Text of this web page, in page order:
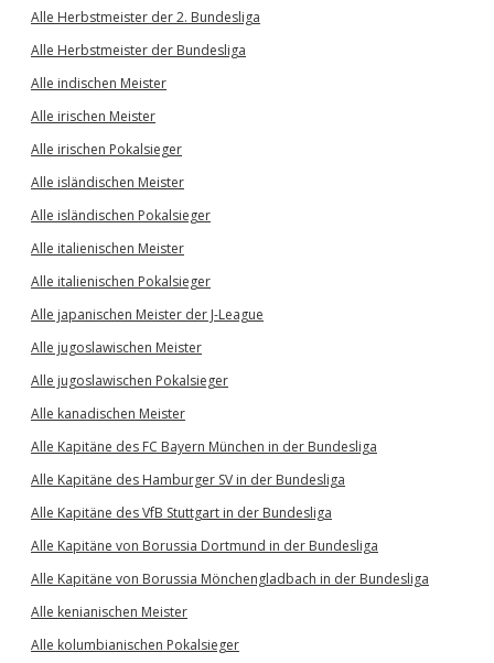
Alle Herbstmeister der 2. Bundesliga
Alle Herbstmeister der Bundesliga
Alle indischen Meister
Alle irischen Meister
Alle irischen Pokalsieger
Alle isländischen Meister
Alle isländischen Pokalsieger
Alle italienischen Meister
Alle italienischen Pokalsieger
Alle japanischen Meister der J-League
Alle jugoslawischen Meister
Alle jugoslawischen Pokalsieger
Alle kanadischen Meister
Alle Kapitäne des FC Bayern München in der Bundesliga
Alle Kapitäne des Hamburger SV in der Bundesliga
Alle Kapitäne des VfB Stuttgart in der Bundesliga
Alle Kapitäne von Borussia Dortmund in der Bundesliga
Alle Kapitäne von Borussia Mönchengladbach in der Bundesliga
Alle kenianischen Meister
Alle kolumbianischen Pokalsieger